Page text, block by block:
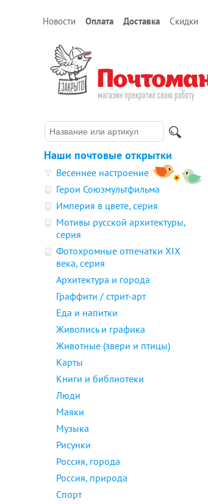
Новости Оплата Доставка Скидки
Наши почтовые открытки
Весеннее настроение
Герои Союзмультфильма
Империя в цвете, серия
Мотивы русской архитектуры,
серия
Фотохромные отпечатки XIX
века, серия
Архитектура и города
Граффити / стрит-арт
Еда и напитки
Живопись и графика
Животные (звери и птицы)
Карты
Книги и библиотеки
Люди
Маяки
Музыка
Рисунки
Россия, города
Россия, природа
Спорт